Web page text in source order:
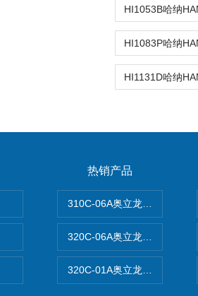
热销产品
310C-06A奥立龙实验室台式
320C-06A奥立龙实验室便携
320C-01A奥立龙实验室便携